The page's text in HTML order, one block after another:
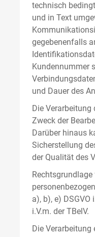
technisch
und in Text
gegebenenfalls
Kundennummer
und Dauer des
Die
Zweck der
Darüber hinaus
Sicherstellung
der Qualität des
a), b), e) DSGVO
i.V.m. der TBelV.
Die